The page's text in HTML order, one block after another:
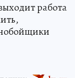
работа